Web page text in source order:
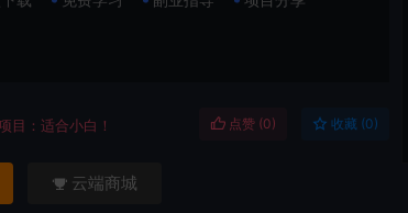
目：适合小白！ 点赞 (0) 收藏 (0)
云端商城